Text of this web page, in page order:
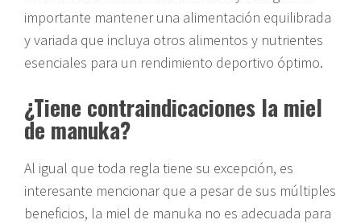
importante mantener una alimentación equilibrada
y variada que incluya otros alimentos y nutrientes
esenciales para un rendimiento deportivo óptimo.
¿Tiene contraindicaciones la miel
de manuka?
Al igual que toda regla tiene su excepción, es
interesante mencionar que a pesar de sus múltiples
beneficios, la miel de manuka no es adecuada para